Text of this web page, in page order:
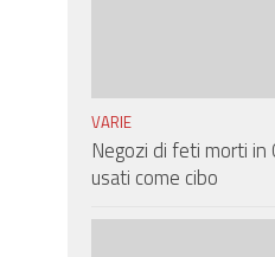
VARIE
Negozi di feti morti in
usati come cibo